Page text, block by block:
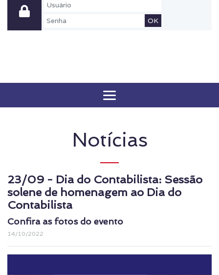
OK
Notícias
23/09 - Dia do Contabilista: Sessão
solene de homenagem ao Dia do
Contabilista
Confira as fotos do evento
14/10/2022